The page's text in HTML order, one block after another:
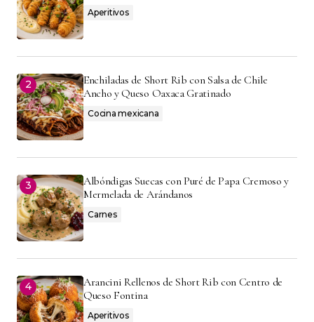
Aperitivos
Enchiladas de Short Rib con Salsa de Chile
Ancho y Queso Oaxaca Gratinado
Cocina mexicana
Albóndigas Suecas con Puré de Papa Cremoso y
Mermelada de Arándanos
Carnes
Arancini Rellenos de Short Rib con Centro de
Queso Fontina
Aperitivos